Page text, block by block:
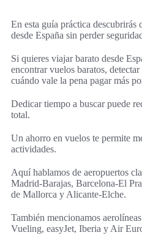
En esta guía práctica descubrirás
desde España sin perder
Si quieres viajar barato desde
encontrar vuelos baratos,
cuándo vale la pena pagar más
Dedicar tiempo a buscar puede
total.
Un ahorro en vuelos te permite
actividades.
Aquí hablamos de aeropuertos
Madrid-Barajas, Barcelona-El
de Mallorca y Alicante-Elche.
También mencionamos
Vueling, easyJet, Iberia y Air